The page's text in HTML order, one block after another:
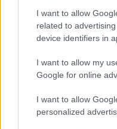
I want to allow
related to
device identifiers in
I want to allow my
Google for online
I want to allow
personalized
Αυτό το
χρειάζεται